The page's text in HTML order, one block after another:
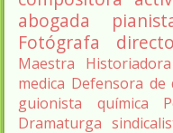
abogada
Fotógrafa
Maestra
Historiadora
medica Defensora de
guionista
química
Dramaturga